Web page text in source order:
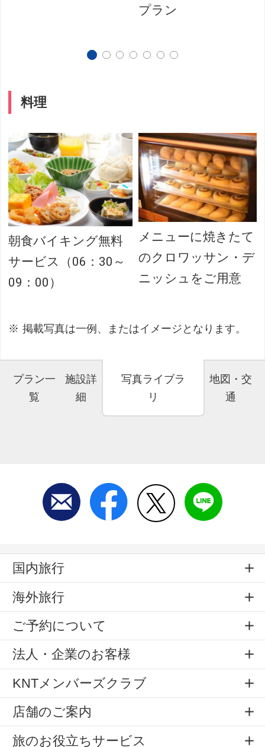
プラン
料理
朝食バイキング無料
サービス（06：30～
09：00）
メニューに焼きたて
のクロワッサン・デ
ニッシュをご用意
掲載写真は一例、またはイメージとなります。
プラン一
覧
施設詳
細
写真ライブラ
リ
地図・交
通
国内旅行
海外旅行
ご予約について
法人・企業のお客様
KNTメンバーズクラブ
店舗のご案内
旅のお役立ちサービス